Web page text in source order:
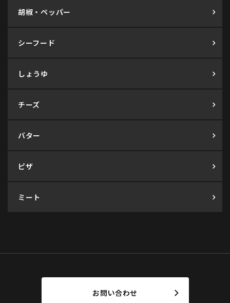
胡椒・ペッパー
シーフード
しょうゆ
チーズ
バター
ピザ
ミート
お問い合わせ